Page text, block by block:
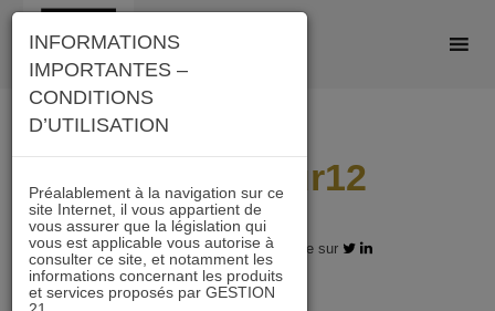
Skip
content
5ans I 7sur12
03.05.2018 - Partagez l'article sur
INFORMATIONS
IMPORTANTES –
CONDITIONS
D’UTILISATION
Préalablement à la navigation sur ce
site Internet, il vous appartient de
vous assurer que la législation qui
vous est applicable vous autorise à
consulter ce site, et notamment les
informations concernant les produits
et services proposés par GESTION